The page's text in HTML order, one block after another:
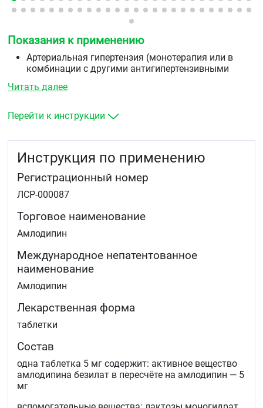
Показания к применению
Артериальная гипертензия (монотерапия или в
комбинации с другими антигипертензивными
стабильная стенокардия и вазоспастическая
вариантная стенокардия) как в монотерапия, так и
Читать далее
Перейти к инструкции
Инструкция по применению
Регистрационный номер
ЛСР-000087
Торговое наименование
Амлодипин
Международное непатентованное
наименование
Амлодипин
Лекарственная форма
таблетки
Состав
одна таблетка 5 мг содержит: активное вещество
амлодипина безилат в пересчёте на амлодипин — 5
мг